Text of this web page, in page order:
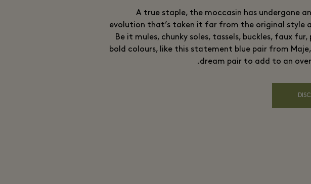
A true staple, the moccasin has undergone
evolution that’s taken it far from the original style
Be it mules, chunky soles, tassels, buckles, faux
bold colours, like this statement blue pair from
dream pair to add to an